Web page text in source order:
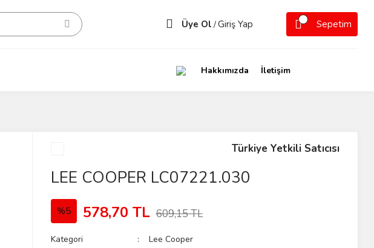
Üye Ol /Giriş Yap Sepetim
Hakkımızda İletişim
Türkiye Yetkili Satıcısı
LEE COOPER LC07221.030
%5 578,70 TL 609,15 TL
Kategori
Lee Cooper